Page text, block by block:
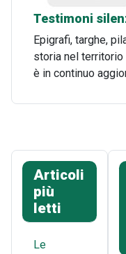
Testimoni
Epigrafi, targhe,
storia nel territorio
è in continuo
Articoli
più
letti
Le